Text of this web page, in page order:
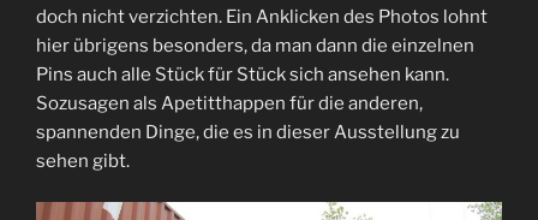
doch nicht verzichten. Ein Anklicken des Photos lohnt
hier übrigens besonders, da man dann die einzelnen
Pins auch alle Stück für Stück sich ansehen kann.
Sozusagen als Apetitthappen für die anderen,
spannenden Dinge, die es in dieser Ausstellung zu
sehen gibt.